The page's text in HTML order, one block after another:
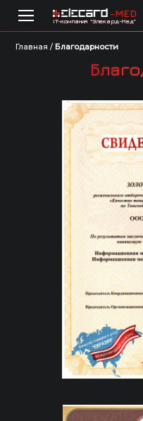
-MED
IT-компания “Элекард-Мед”
Главная / Благодарности